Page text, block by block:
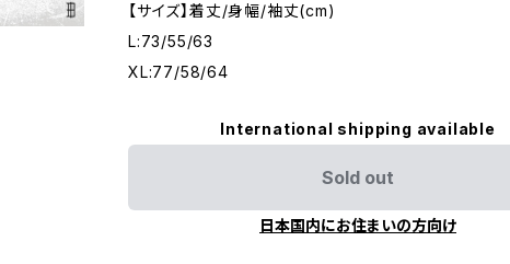
【サイズ】着丈/身幅/袖丈(cm)
L:73/55/63
XL:77/58/64
International shipping available
Sold out
日本国内にお住まいの方向け